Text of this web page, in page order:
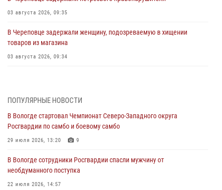
03 августа 2026, 09:35
В Череповце задержали женщину, подозреваемую в хищении
товаров из магазина
03 августа 2026, 09:34
самбо
ЗА МИНУВШУЮ НЕДЕЛЮ СОТРУДНИКАМИ ВНЕВЕДОМСТВЕННОЙ
ОХРАНЫ РОСГВАРДИИ В ВОЛОГОДСКОЙ ОБЛАСТИ ЗАДЕРЖАНО 23
02 августа 2026, 10:37
Росгвардейцы в г. Соколе задержали несовершеннолетнего
ПОПУЛЯРНЫЕ НОВОСТИ
В Вологде стартовал Чемпионат Северо-Западного округа
Росгвардии по самбо и боевому самбо
29 июля 2026, 13:20 9
В Вологде сотрудники Росгвардии спасли мужчину от
необдуманного поступка
22 июля 2026, 14:57